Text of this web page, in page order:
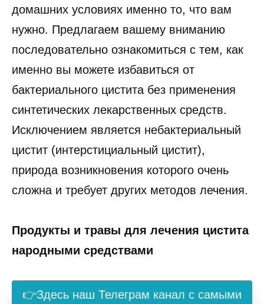
домашних условиях именно то, что вам
нужно. Предлагаем вашему вниманию
последовательно ознакомиться с тем, как
именно вы можете избавиться от
бактериального цистита без применения
синтетических лекарственных средств.
Исключением является небактериальный
цистит (интерстициальный цистит),
природа возникновения которого очень
сложна и требует других методов лечения.
Продукты и травы для лечения цистита
народными средствами
👉Здесь наш Телеграм канал с самыми